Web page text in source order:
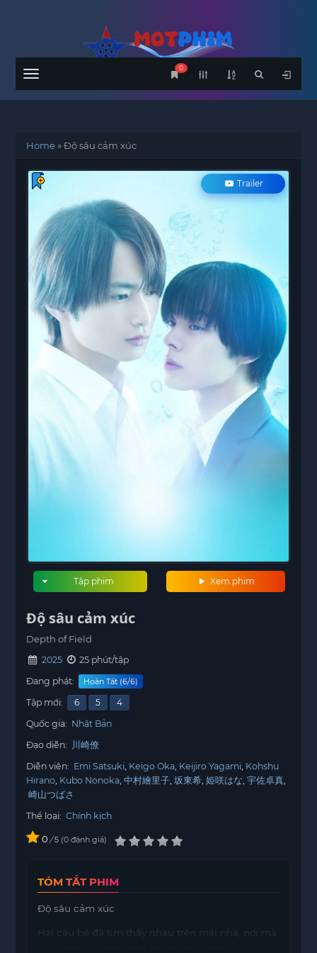
Menu
0
Home»Độ sâu cảm xúc
Trailer
Xem phim
Tập phim
Độ sâu cảm xúc
Depth of Field
2025
25 phút/tập
Đang phát:
Hoàn Tất (6/6)
Tập mới: 6 5
4
Quốc gia: Nhật Bản
Đạo diễn: 川崎僚
Diễn viên: Emi Satsuki Keigo Oka Keijiro Yagami Kohshu
Hirano Kubo Nonoka 中村繪里子 坂東希 姫咲はな 宇佐卓真
崎山つばさ
Thể loại: Chính kịch
0 / 5 0 đánh giá
TÓM TẮT PHIM
Độ sâu cảm xúc
Hai cậu bé đã tìm thấy nhau trên mái nhà, nơi mà